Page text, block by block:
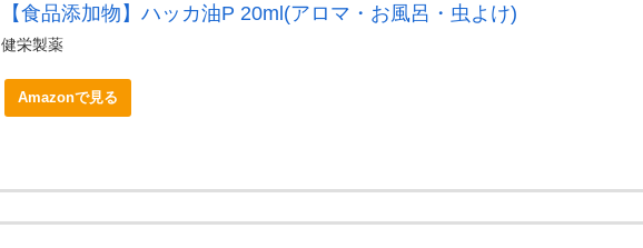
【食品添加物】ハッカ油P 20ml(アロマ・お風呂・虫よけ)
健栄製薬
Amazonで見る